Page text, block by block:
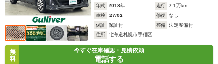
年式 2018年 走行 7.1万km
車検
'27/02 修復
なし
保証
保証付 整備
法定整備付
住所
北海道札幌市手稲区
無
料
今すぐ在庫確認・見積依頼
電話する